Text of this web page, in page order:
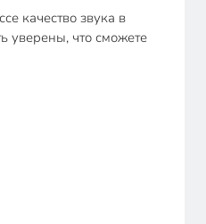
качество звука в
уверены, что сможете